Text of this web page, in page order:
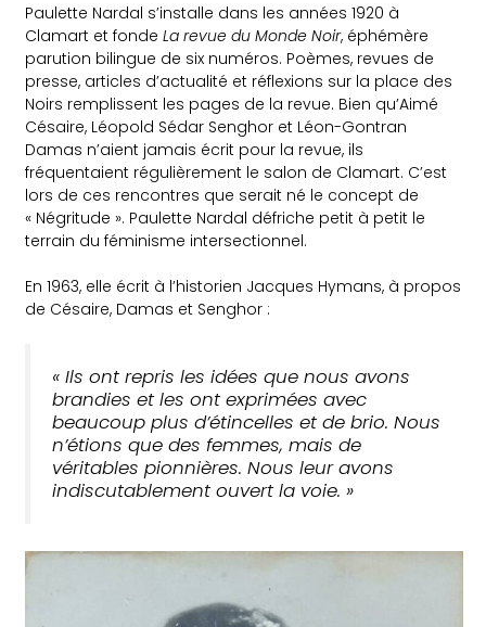
Paulette Nardal s’installe dans les années 1920 à
Clamart et fondeLa revue du Monde Noir, éphémère
parution bilingue de six numéros. Poèmes, revues de
presse, articles d’actualité et réflexions sur la place des
Noirs remplissent les pages de la revue. Bien qu’Aimé
Césaire, Léopold Sédar Senghor et Léon-Gontran
Damas n’aient jamais écrit pour la revue, ils
fréquentaient régulièrement le salon de Clamart. C’est
lors de ces rencontres que serait né le concept de
« Négritude ». Paulette Nardal défriche petit à petit le
terrain du féminisme intersectionnel.
En 1963, elle écrit à l’historien Jacques Hymans, à propos
de Césaire, Damas et Senghor :
« Ils ont repris les idées que nous avons
brandies et les ont exprimées avec
beaucoup plus d’étincelles et de brio. Nous
n’étions que des femmes, mais de
véritables pionnières. Nous leur avons
indiscutablement ouvert la voie. »